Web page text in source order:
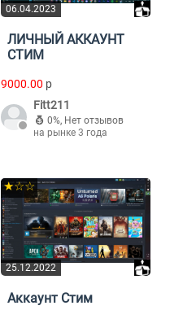
06.04.2023
ЛИЧНЫЙ АККАУНТ
СТИМ
9000.00 p
Fitt211
0%, Нет отзывов
на рынке 3 года
25.12.2022
★☆☆
Аккаунт Стим